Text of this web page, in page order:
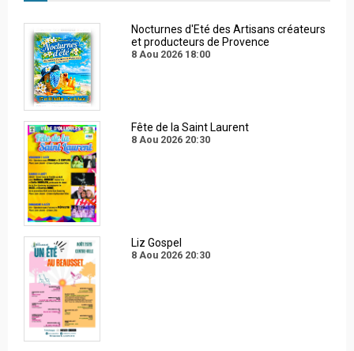
Nocturnes d'Eté des Artisans créateurs
et producteurs de Provence
8 Aou 2026 18:00
Fête de la Saint Laurent
8 Aou 2026 20:30
Liz Gospel
8 Aou 2026 20:30